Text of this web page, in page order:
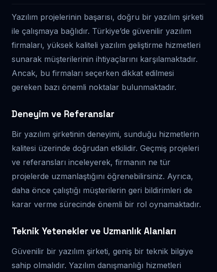
Yazılım projelerinin başarısı, doğru bir yazılım şirketi
ile çalışmaya bağlıdır. Türkiye’de güvenilir yazılım
firmaları, yüksek kaliteli yazılım geliştirme hizmetleri
sunarak müşterilerinin ihtiyaçlarını karşılamaktadır.
Ancak, bu firmaları seçerken dikkat edilmesi
gereken bazı önemli noktalar bulunmaktadır.
Deneyim ve Referanslar
Bir yazılım şirketinin deneyimi, sunduğu hizmetlerin
kalitesi üzerinde doğrudan etkilidir. Geçmiş projeleri
ve referansları inceleyerek, firmanın ne tür
projelerde uzmanlaştığını öğrenebilirsiniz. Ayrıca,
daha önce çalıştığı müşterilerin geri bildirimleri de
karar verme sürecinde önemli bir rol oynamaktadır.
Teknik Yetenekler ve Uzmanlık Alanları
Güvenilir bir yazılım şirketi, geniş bir teknik bilgiye
sahip olmalıdır. Yazılım danışmanlığı hizmetleri